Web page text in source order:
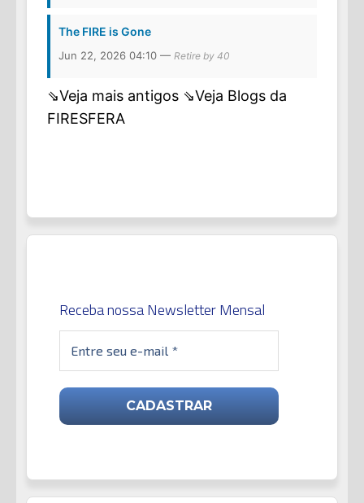
The FIRE is Gone
Jun 22, 2026 04:10 — Retire by 40
⇘Veja mais antigos ⇘Veja Blogs da
FIRESFERA
Receba nossa Newsletter Mensal